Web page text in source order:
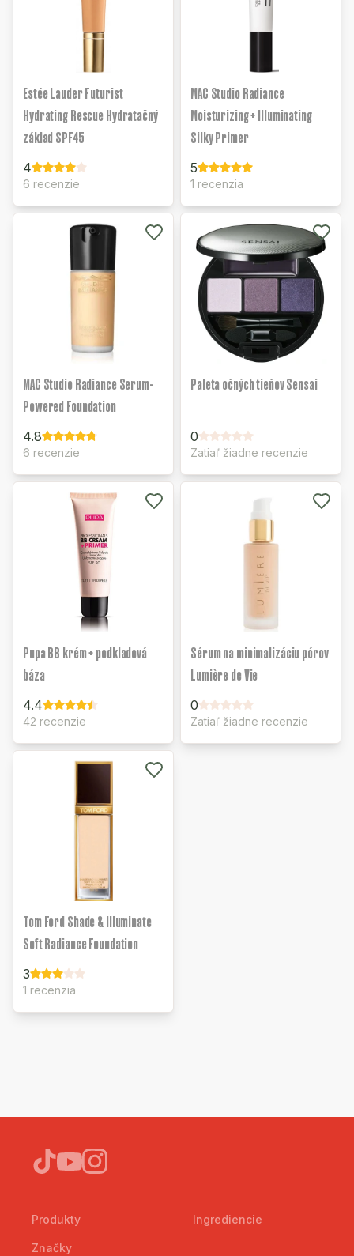
Estée Lauder Futurist
Hydrating Rescue Hydratačný
základ SPF45
4
6 recenzie
MAC Studio Radiance
Moisturizing + Illuminating
Silky Primer
5
1 recenzia
MAC Studio Radiance Serum-
Powered Foundation
4.8
6 recenzie
Paleta očných tieňov Sensai
0
Zatiaľ žiadne recenzie
Pupa BB krém + podkladová
báza
4.4
42 recenzie
Sérum na minimalizáciu pórov
Lumière de Vie
0
Zatiaľ žiadne recenzie
Tom Ford Shade & Illuminate
Soft Radiance Foundation
3
1 recenzia
Produkty
Značky
Ingrediencie